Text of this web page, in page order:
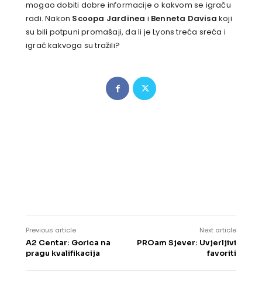
mogao dobiti dobre informacije o kakvom se igraču
radi. Nakon Scoopa Jardinea i Benneta Davisa koji
su bili potpuni promašaji, da li je Lyons treća sreća i
igrač kakvoga su tražili?
Previous article
A2 Centar: Gorica na
pragu kvalifikacija
Next article
PROam Sjever: Uvjerljivi
favoriti